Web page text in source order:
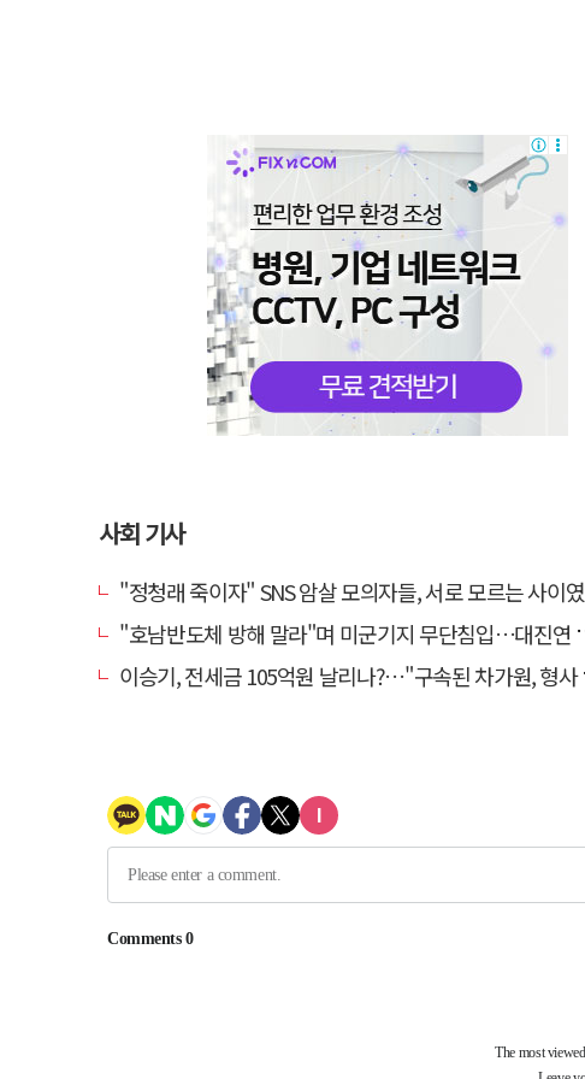
사회 기사
"정청래 죽이자" SNS 암살 모의자들, 서로 모르는 사이였다…檢송치
"호남반도체 방해 말라"며 미군기지 무단침입…대진연 회원 3명 '구속'
이승기, 전세금 105억원 날리나?…"구속된 차가원, 형사 범죄 영역"